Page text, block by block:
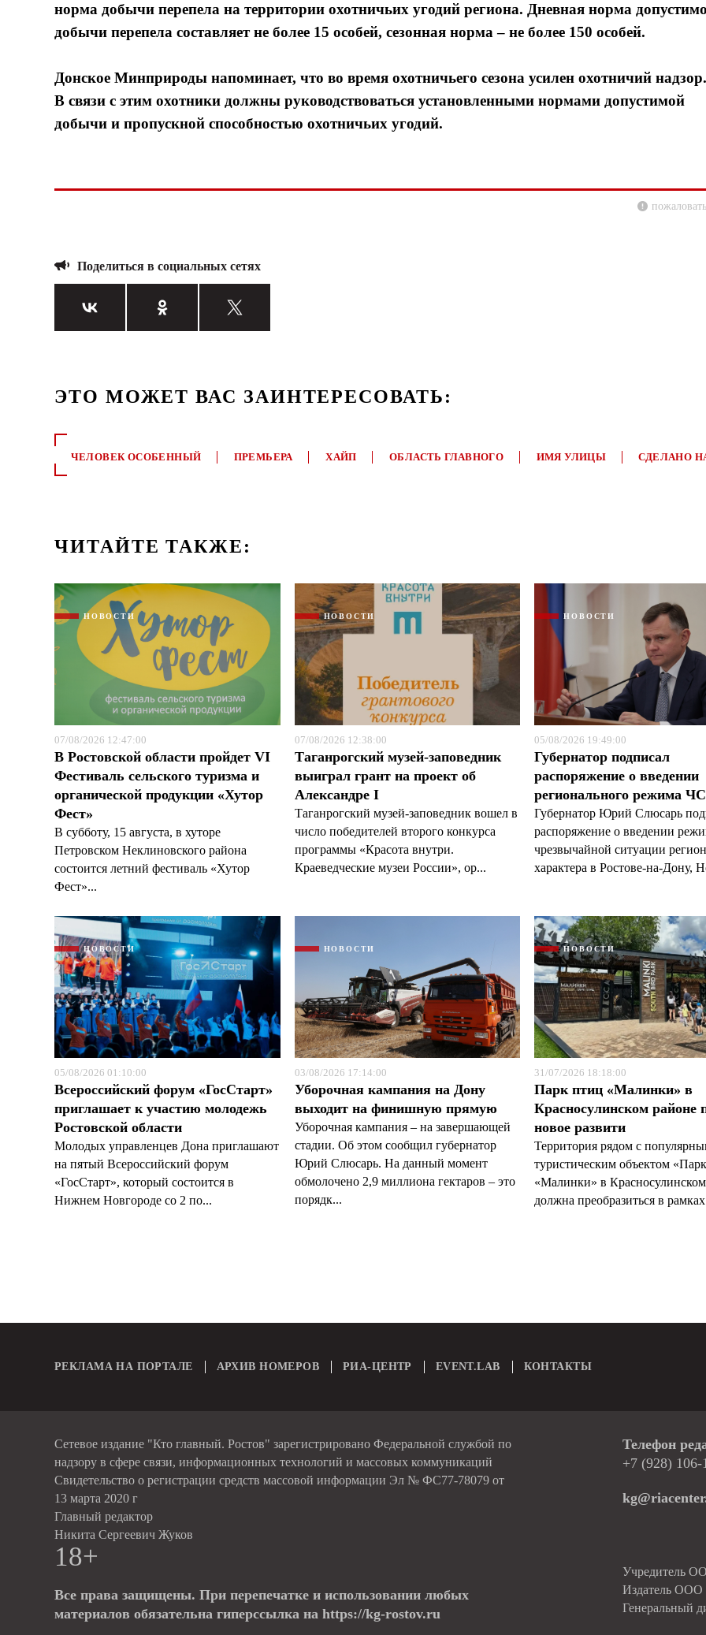
норма добычи перепела на территории охотничьих угодий региона. Дневная норма
добычи перепела составляет не более 15 особей, сезонная норма – не более 150 особей.
Донское Минприроды напоминает, что во время охотничьего сезона усилен охотничий надзор.
В связи с этим охотники должны руководствоваться установленными нормами допустимой
добычи и пропускной способностью охотничьих угодий.
Поделиться в социальных сетях
ЭТО МОЖЕТ ВАС ЗАИНТЕРЕСОВАТЬ:
ЧЕЛОВЕК ОСОБЕННЫЙ ПРЕМЬЕРА ХАЙП ОБЛАСТЬ ГЛАВНОГО ИМЯ УЛИЦЫ СДЕЛАНО
ЧИТАЙТЕ ТАКЖЕ:
НОВОСТИ
07/08/2026 12:47:00
В Ростовской области пройдет VI
Фестиваль сельского туризма и
органической продукции «Хутор
Фест»
В субботу, 15 августа, в хуторе
Петровском Неклиновского района
состоится летний фестиваль «Хутор
Фест»...
НОВОСТИ
07/08/2026 12:38:00
Таганрогский музей-заповедник
выиграл грант на проект об
Александре I
Таганрогский музей-заповедник вошел в
число победителей второго конкурса
программы «Красота внутри.
Краеведческие музеи России», ор...
НОВОСТИ
05/08/2026 19:49:00
Губернатор подписал
распоряжение о введении
регионального режима ЧС
Губернатор Юрий Слюсарь
распоряжение о введении
чрезвычайной ситуации
характера в Ростове-на-Дону,
НОВОСТИ
05/08/2026 01:10:00
Всероссийский форум «ГосСтарт»
приглашает к участию молодежь
Ростовской области
Молодых управленцев Дона приглашают
на пятый Всероссийский форум
«ГосСтарт», который состоится в
Нижнем Новгороде со 2 по...
НОВОСТИ
03/08/2026 17:14:00
Уборочная кампания на Дону
выходит на финишную прямую
Уборочная кампания – на завершающей
стадии. Об этом сообщил губернатор
Юрий Слюсарь. На данный момент
обмолочено 2,9 миллиона гектаров – это
порядк...
НОВОСТИ
31/07/2026 18:18:00
Парк птиц «Малинки» в
Красносулинском районе
новое развити
Территория рядом с
туристическим объектом
«Малинки» в
должна преобразиться в
РЕКЛАМА НА ПОРТАЛЕ АРХИВ НОМЕРОВ РИА-ЦЕНТР EVENT.LAB КОНТАКТЫ
Сетевое издание "Кто главный. Ростов" зарегистрировано Федеральной службой по
надзору в сфере связи, информационных технологий и массовых коммуникаций
Свидетельство о регистрации средств массовой информации Эл № ФС77-78079 от
13 марта 2020 г
Главный редактор
Никита Сергеевич Жуков
18+
Все права защищены. При перепечатке и использовании любых
материалов обязательна гиперссылка на https://kg-rostov.ru
Телефон
+7 (928) 106-
Учредитель
Издатель
Генеральный